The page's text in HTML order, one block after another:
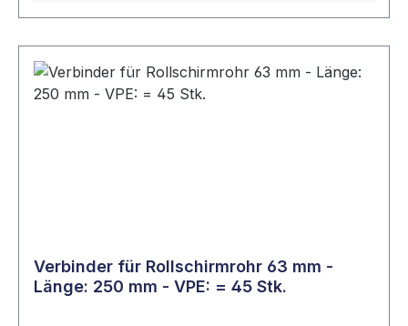
Verbinder für Rollschirmrohr 63 mm -
Länge: 250 mm - VPE: = 45 Stk.